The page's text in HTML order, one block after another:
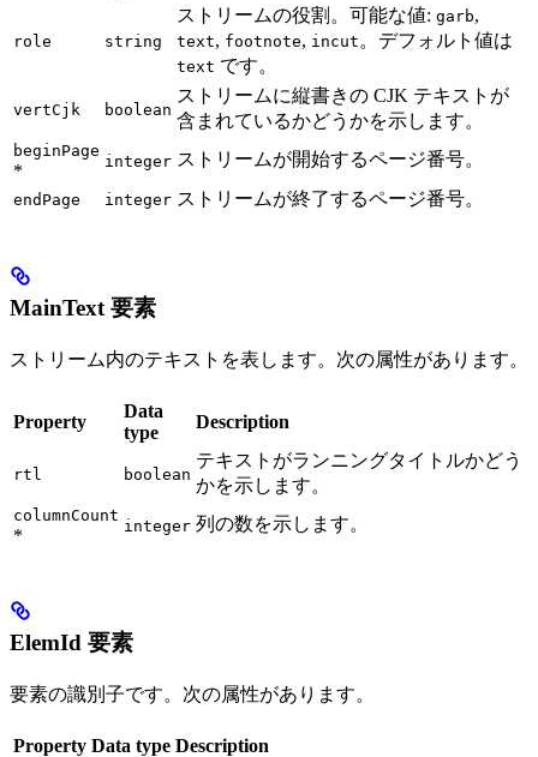
role string
ストリームの役割。可能な値: garb,
text, footnote, incut 。デフォルト値は
text です。
vertCjk boolean
ストリームに縦書きの CJK テキストが
含まれているかどうかを示します。
beginPage
* integer ストリームが開始するページ番号。
endPage integer ストリームが終了するページ番号。
MainText 要素
ストリーム内のテキストを表します。次の属性があります。
Property
Data
type
Description
rtl boolean
テキストがランニングタイトルかどう
かを示します。
columnCount
* integer 列の数を示します。
ElemId 要素
要素の識別子です。次の属性があります。
Property Data type Description